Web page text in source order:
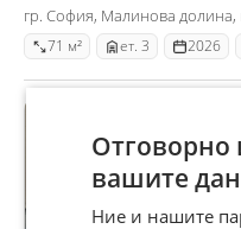
гр. София, Малинова долина,
71 м² ет. 3 2026
Отговорно
вашите
Ние и нашите